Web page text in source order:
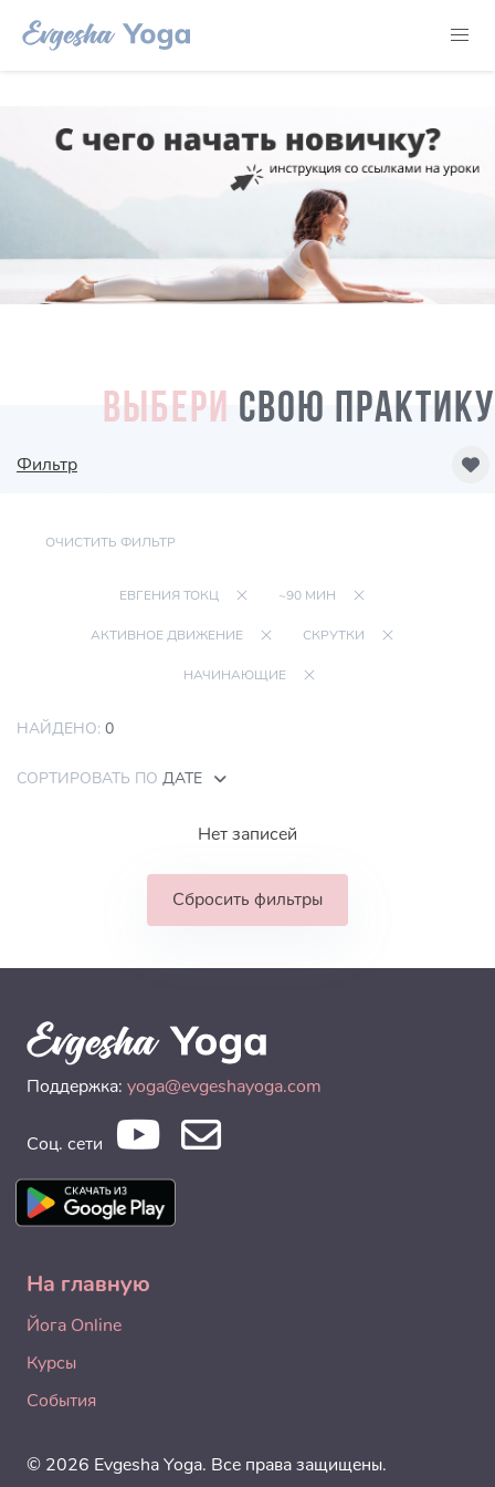
ВЫБЕРИ СВОЮ ПРАКТИКУ
Фильтр
ОЧИСТИТЬ ФИЛЬТР
ЕВГЕНИЯ ТОКЦ ~90 МИН
АКТИВНОЕ ДВИЖЕНИЕ СКРУТКИ
НАЧИНАЮЩИЕ
НАЙДЕНО: 0
СОРТИРОВАТЬ ПО ДАТЕ
Нет записей
Сбросить фильтры
Поддержка: yoga@evgeshayoga.com
Соц. сети
На главную
Йога Online
Курсы
События
© 2026 Evgesha Yoga. Все права защищены.